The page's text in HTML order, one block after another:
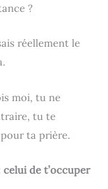
?
réellement le
moi, tu ne
tu te
ta prière.
celui de t’occuper